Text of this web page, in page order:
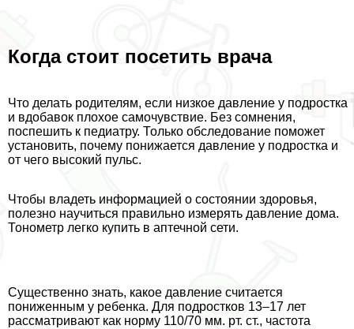
Когда стоит посетить врача
Что делать родителям, если низкое давление у подростка
и вдобавок плохое самочувствие. Без сомнения,
поспешить к педиатру. Только обследование поможет
установить, почему понижается давление у подростка и
от чего высокий пульс.
Чтобы владеть информацией о состоянии здоровья,
полезно научиться правильно измерять давление дома.
Тонометр легко купить в аптечной сети.
Существенно знать, какое давление считается
пониженным у ребенка. Для подростков 13–17 лет
рассматривают как норму 110/70 мм. рт. ст., частота